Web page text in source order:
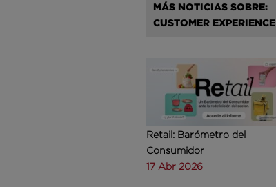
MÁS NOTICIAS SOBRE:
CUSTOMER EXPERIENCE
Retail: Barómetro del
Consumidor
17 Abr 2026